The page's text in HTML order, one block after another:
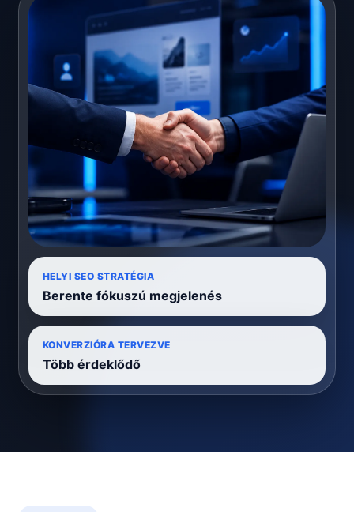
HELYI SEO STRATÉGIA
Berente fókuszú megjelenés
KONVERZIÓRA TERVEZVE
Több érdeklődő